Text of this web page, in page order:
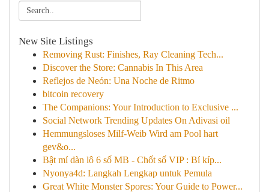
New Site Listings
Removing Rust: Finishes, Ray Cleaning Tech...
Discover the Store: Cannabis In This Area
Reflejos de Neón: Una Noche de Ritmo
bitcoin recovery
The Companions: Your Introduction to Exclusive ...
Social Network Trending Updates On Adivasi oil
Hemmungsloses Milf-Weib Wird am Pool hart
gev&o...
Bật mí dàn lô 6 số MB - Chốt số VIP : Bí kíp...
Nyonya4d: Langkah Lengkap untuk Pemula
Great White Monster Spores: Your Guide to Power...